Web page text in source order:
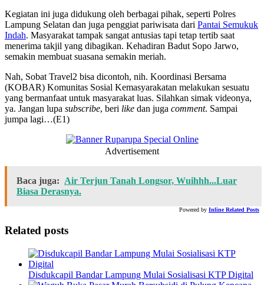
Kegiatan ini juga didukung oleh berbagai pihak, seperti Polres
Lampung Selatan dan juga penggiat pariwisata dari Pantai Semukuk
Indah. Masyarakat tampak sangat antusias tapi tetap tertib saat
menerima takjil yang dibagikan. Kehadiran Badut Sopo Jarwo,
semakin membuat suasana semakin meriah.
Nah, Sobat Travel2 bisa dicontoh, nih. Koordinasi Bersama
(KOBAR) Komunitas Sosial Kemasyarakatan melakukan sesuatu
yang bermanfaat untuk masyarakat luas. Silahkan simak videonya,
ya. Jangan lupa subscribe, beri like dan juga comment. Sampai
jumpa lagi…(E1)
Advertisement
Baca juga: Air Terjun Tanah Longsor, Wuihhh...Luar
Biasa Derasnya.
Powered by Inline Related Posts
Related posts
Disdukcapil Bandar Lampung Mulai Sosialisasi KTP Digital